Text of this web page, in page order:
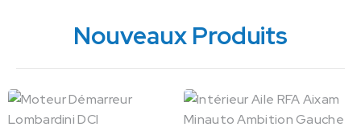
Nouveaux Produits